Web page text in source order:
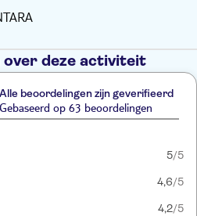
over deze activiteit
Alle beoordelingen zijn geverifieerd
Gebaseerd op 63 beoordelingen
5/5
4,6/5
4,2/5